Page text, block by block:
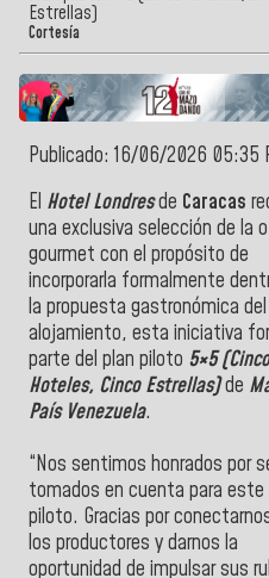
Estrellas)
Cortesía
Publicado: 16/06/2026 05:35
El Hotel Londresde Caracas
una exclusiva selección de la
gourmet con el propósito de
incorporarla formalmente
la propuesta gastronómica del
alojamiento, esta iniciativa
parte del plan piloto 5×5 (Cinco
Hoteles, Cinco Estrellas)de
País Venezuela.
“Nos sentimos honrados por
tomados en cuenta para este
piloto. Gracias por
los productores y darnos la
oportunidad de impulsar sus